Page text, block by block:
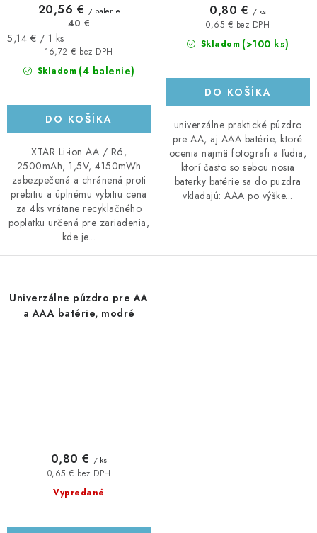
Skladom (4 balenie)
16,72 € bez DPH
20,56 € / balenie
40 €
Jednotková
5,14 € / 1 ks
DO KOŠÍKA
XTAR Li-ion AA / R6,
2500mAh, 1,5V, 4150mWh
zabezpečená a chránená proti
prebitiu a úplnému vybitiu cena
za 4ks vrátane recyklačného
poplatku určená pre zariadenia,
kde je...
Skladom (>100 ks)
0,65 € bez DPH
0,80 € / ks
DO KOŠÍKA
univerzálne praktické púzdro
pre AA, aj AAA batérie, ktoré
ocenia najmä fotografi a ľudia,
ktorí často so sebou nosia
baterky batérie sa do puzdra
vkladajú: AAA po výške...
Univerzálne púzdro pre AA
a AAA batérie, modré
Vypredané
0,65 € bez DPH
0,80 € / ks